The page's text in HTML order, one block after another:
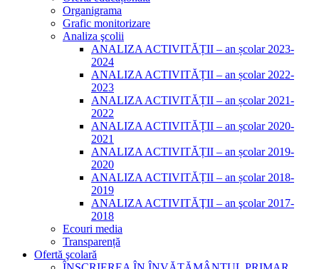
Organigrama
Grafic monitorizare
Analiza şcolii
ANALIZA ACTIVITĂȚII – an școlar 2023-
2024
ANALIZA ACTIVITĂȚII – an școlar 2022-
2023
ANALIZA ACTIVITĂȚII – an școlar 2021-
2022
ANALIZA ACTIVITĂȚII – an școlar 2020-
2021
ANALIZA ACTIVITĂȚII – an școlar 2019-
2020
ANALIZA ACTIVITĂȚII – an școlar 2018-
2019
ANALIZA ACTIVITĂŢII – an şcolar 2017-
2018
Ecouri media
Transparență
Ofertă şcolară